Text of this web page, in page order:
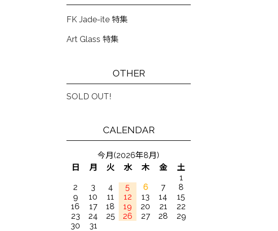
FK Jade-ite 特集
Art Glass 特集
OTHER
SOLD OUT!
CALENDAR
今月(2026年8月)
日
月 火 水 木 金
土
1
2
3 4 5 6 7
8
9
10 11 12 13 14
15
16
17 18 19 20 21
22
23
24 25 26 27 28
29
30
31